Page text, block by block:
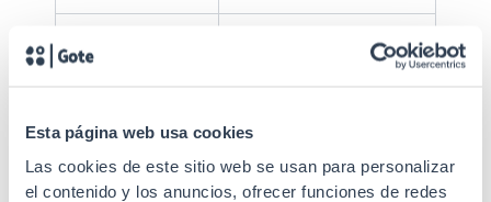
Esta página web usa cookies
Las cookies de este sitio web se usan para personalizar
el contenido y los anuncios, ofrecer funciones de redes
Protección
Durabilidad 750 conexiones